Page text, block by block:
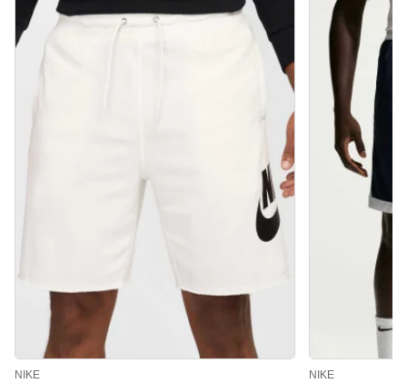
NIKE NIKE